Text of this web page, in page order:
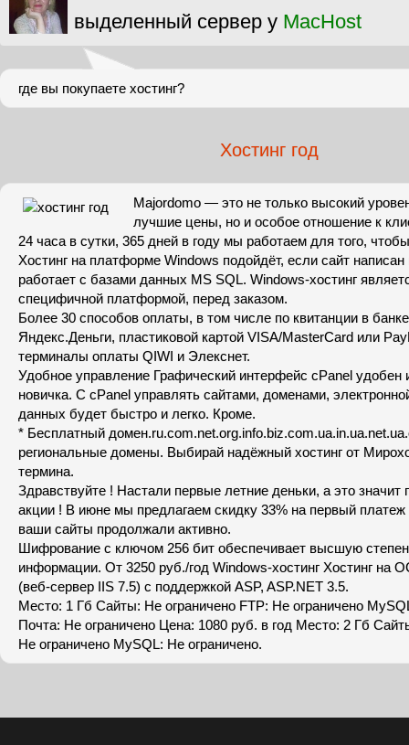
выделенный сервер у MacHost
где вы покупаете хостинг?
Хостинг год
Majordomo — это не только высокий
лучшие цены, но и особое отношение к
24 часа в сутки, 365 дней в году мы работаем для того,
Хостинг на платформе Windows подойдёт, если сайт
работает с базами данных MS SQL. Windows-хостинг
специфичной платформой, перед заказом.
Более 30 способов оплаты, в том числе по квитанции в
Яндекс.Деньги, пластиковой картой VISA/MasterCard или
терминалы оплаты QIWI и Элекснет.
Удобное управление Графический интерфейс cPanel удобен
новичка. С сPanel управлять сайтами, доменами,
данных будет быстро и легко. Кроме.
* Бесплатный
региональные домены. Выбирай надёжный хостинг от
термина.
Здравствуйте ! Настали первые летние деньки, а это значит
акции ! В июне мы предлагаем скидку 33% на первый платеж
ваши сайты продолжали активно.
Шифрование с ключом 256 бит обеспечивает высшую
информации. От 3250 руб./год Windows-хостинг Хостинг на
(веб-сервер IIS 7.5) с поддержкой ASP, ASP.NET 3.5.
Место: 1 Гб Сайты: Не ограничено FTP: Не ограничено
Почта: Не ограничено Цена: 1080 руб. в год Место: 2 Гб
Не ограничено MySQL: Не ограничено.